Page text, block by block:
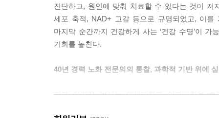
진단하고, 원인에 맞춰 치료할 수 있다는 것이 저
세포 축적, NAD+ 고갈 등으로 규명되었고, 이
마지막 순간까지 건강하게 사는 ‘건강 수명’이
기회를 놓친다.
40년 경력 노화 전문의의 통찰, 과학적 기반 위에
저자 이영진 박사는 연세대학교 의과대학을